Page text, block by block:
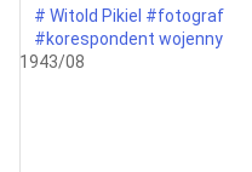
# Witold Pikiel #fotograf
#korespondent wojenny
1943/08